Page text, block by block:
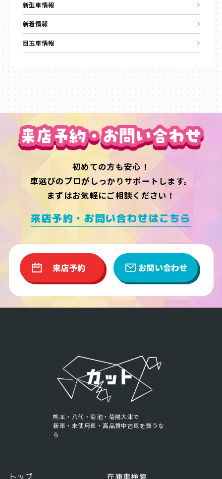
新型車情報
新着情報
目玉車情報
初めての方も安心！
車選びのプロがしっかりサポートします。
まずはお気軽にご相談ください！
来店予約・お問い合わせはこちら
来店予約 お問い合わせ
熊本・八代・菊池・菊陽大津で
新車・未使用車・高品質中古車を買うな
ら
トップ 在庫車検索